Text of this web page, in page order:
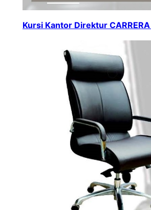
Kursi Kantor Direktur CARRERA